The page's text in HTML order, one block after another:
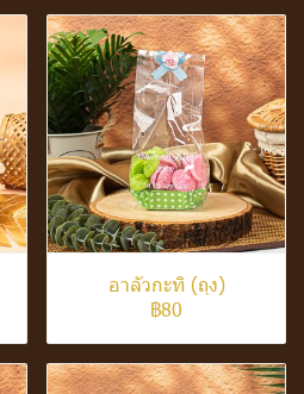
อาลัวกะทิ (ถุง)
฿80